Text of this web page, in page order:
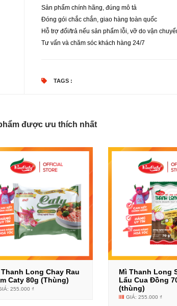
Sản phẩm chính hãng, đúng mô tả
Đóng gói chắc chắn, giao hàng toàn quốc
Hỗ trợ đổi/trả nếu sản phẩm lỗi, vỡ do vận
Tư vấn và chăm sóc khách hàng 24/7
TAGS :
được ưu thích nhất
Thanh Long Chay Rau
Caty 80g (Thùng)
255.000 ₫
Mì Thanh Long
Lẩu Cua Đồng
(thùng)
GIÁ: 255.000 ₫